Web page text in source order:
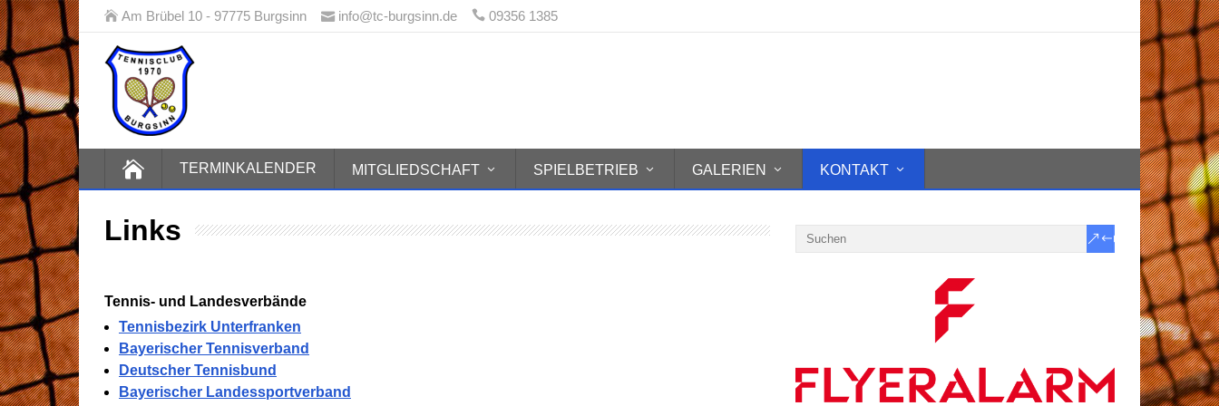
Am Brübel 10 - 97775 Burgsinn info@tc-burgsinn.de 09356 1385
TERMINKALENDER MITGLIEDSCHAFT SPIELBETRIEB GALERIEN KONTAKT
Links
Tennis- und Landesverbände
Tennisbezirk Unterfranken
Bayerischer Tennisverband
Deutscher Tennisbund
Bayerischer Landessportverband